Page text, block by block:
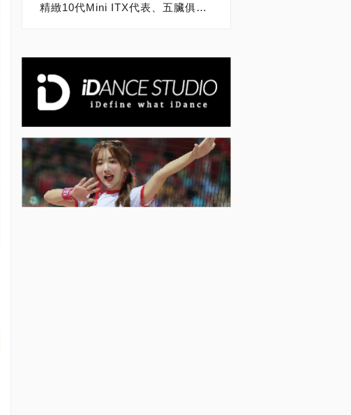
精緻10代Mini ITX代表、五臟俱全小主板，ROG Z490-I Gaming主機板開箱動眼看